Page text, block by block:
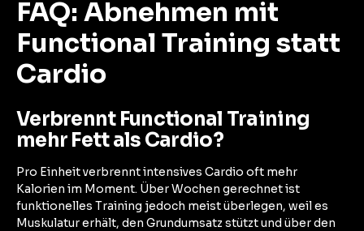
FAQ: Abnehmen mit
Functional Training statt
Cardio
Verbrennt Functional Training
mehr Fett als Cardio?
Pro Einheit verbrennt intensives Cardio oft mehr
Kalorien im Moment. Über Wochen gerechnet ist
funktionelles Training jedoch meist überlegen, weil es
Muskulatur erhält, den Grundumsatz stützt und über den